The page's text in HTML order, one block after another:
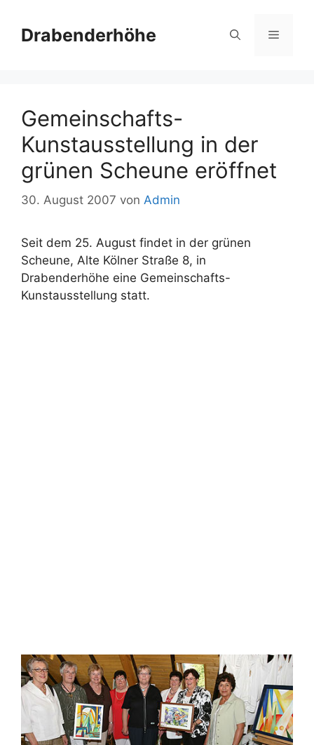
Inhalt
springen
Drabenderhöhe Menü
Gemeinschafts-
Kunstausstellung in der
grünen Scheune eröffnet
30. August 2007 von Admin
Seit dem 25. August findet in der grünen
Scheune, Alte Kölner Straße 8, in
Drabenderhöhe eine Gemeinschafts-
Kunstausstellung statt.